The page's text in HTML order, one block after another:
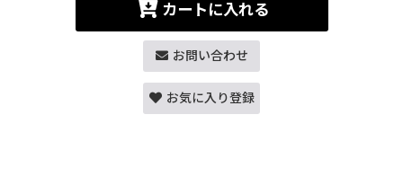
カートに入れる
お問い合わせ
お気に入り登録